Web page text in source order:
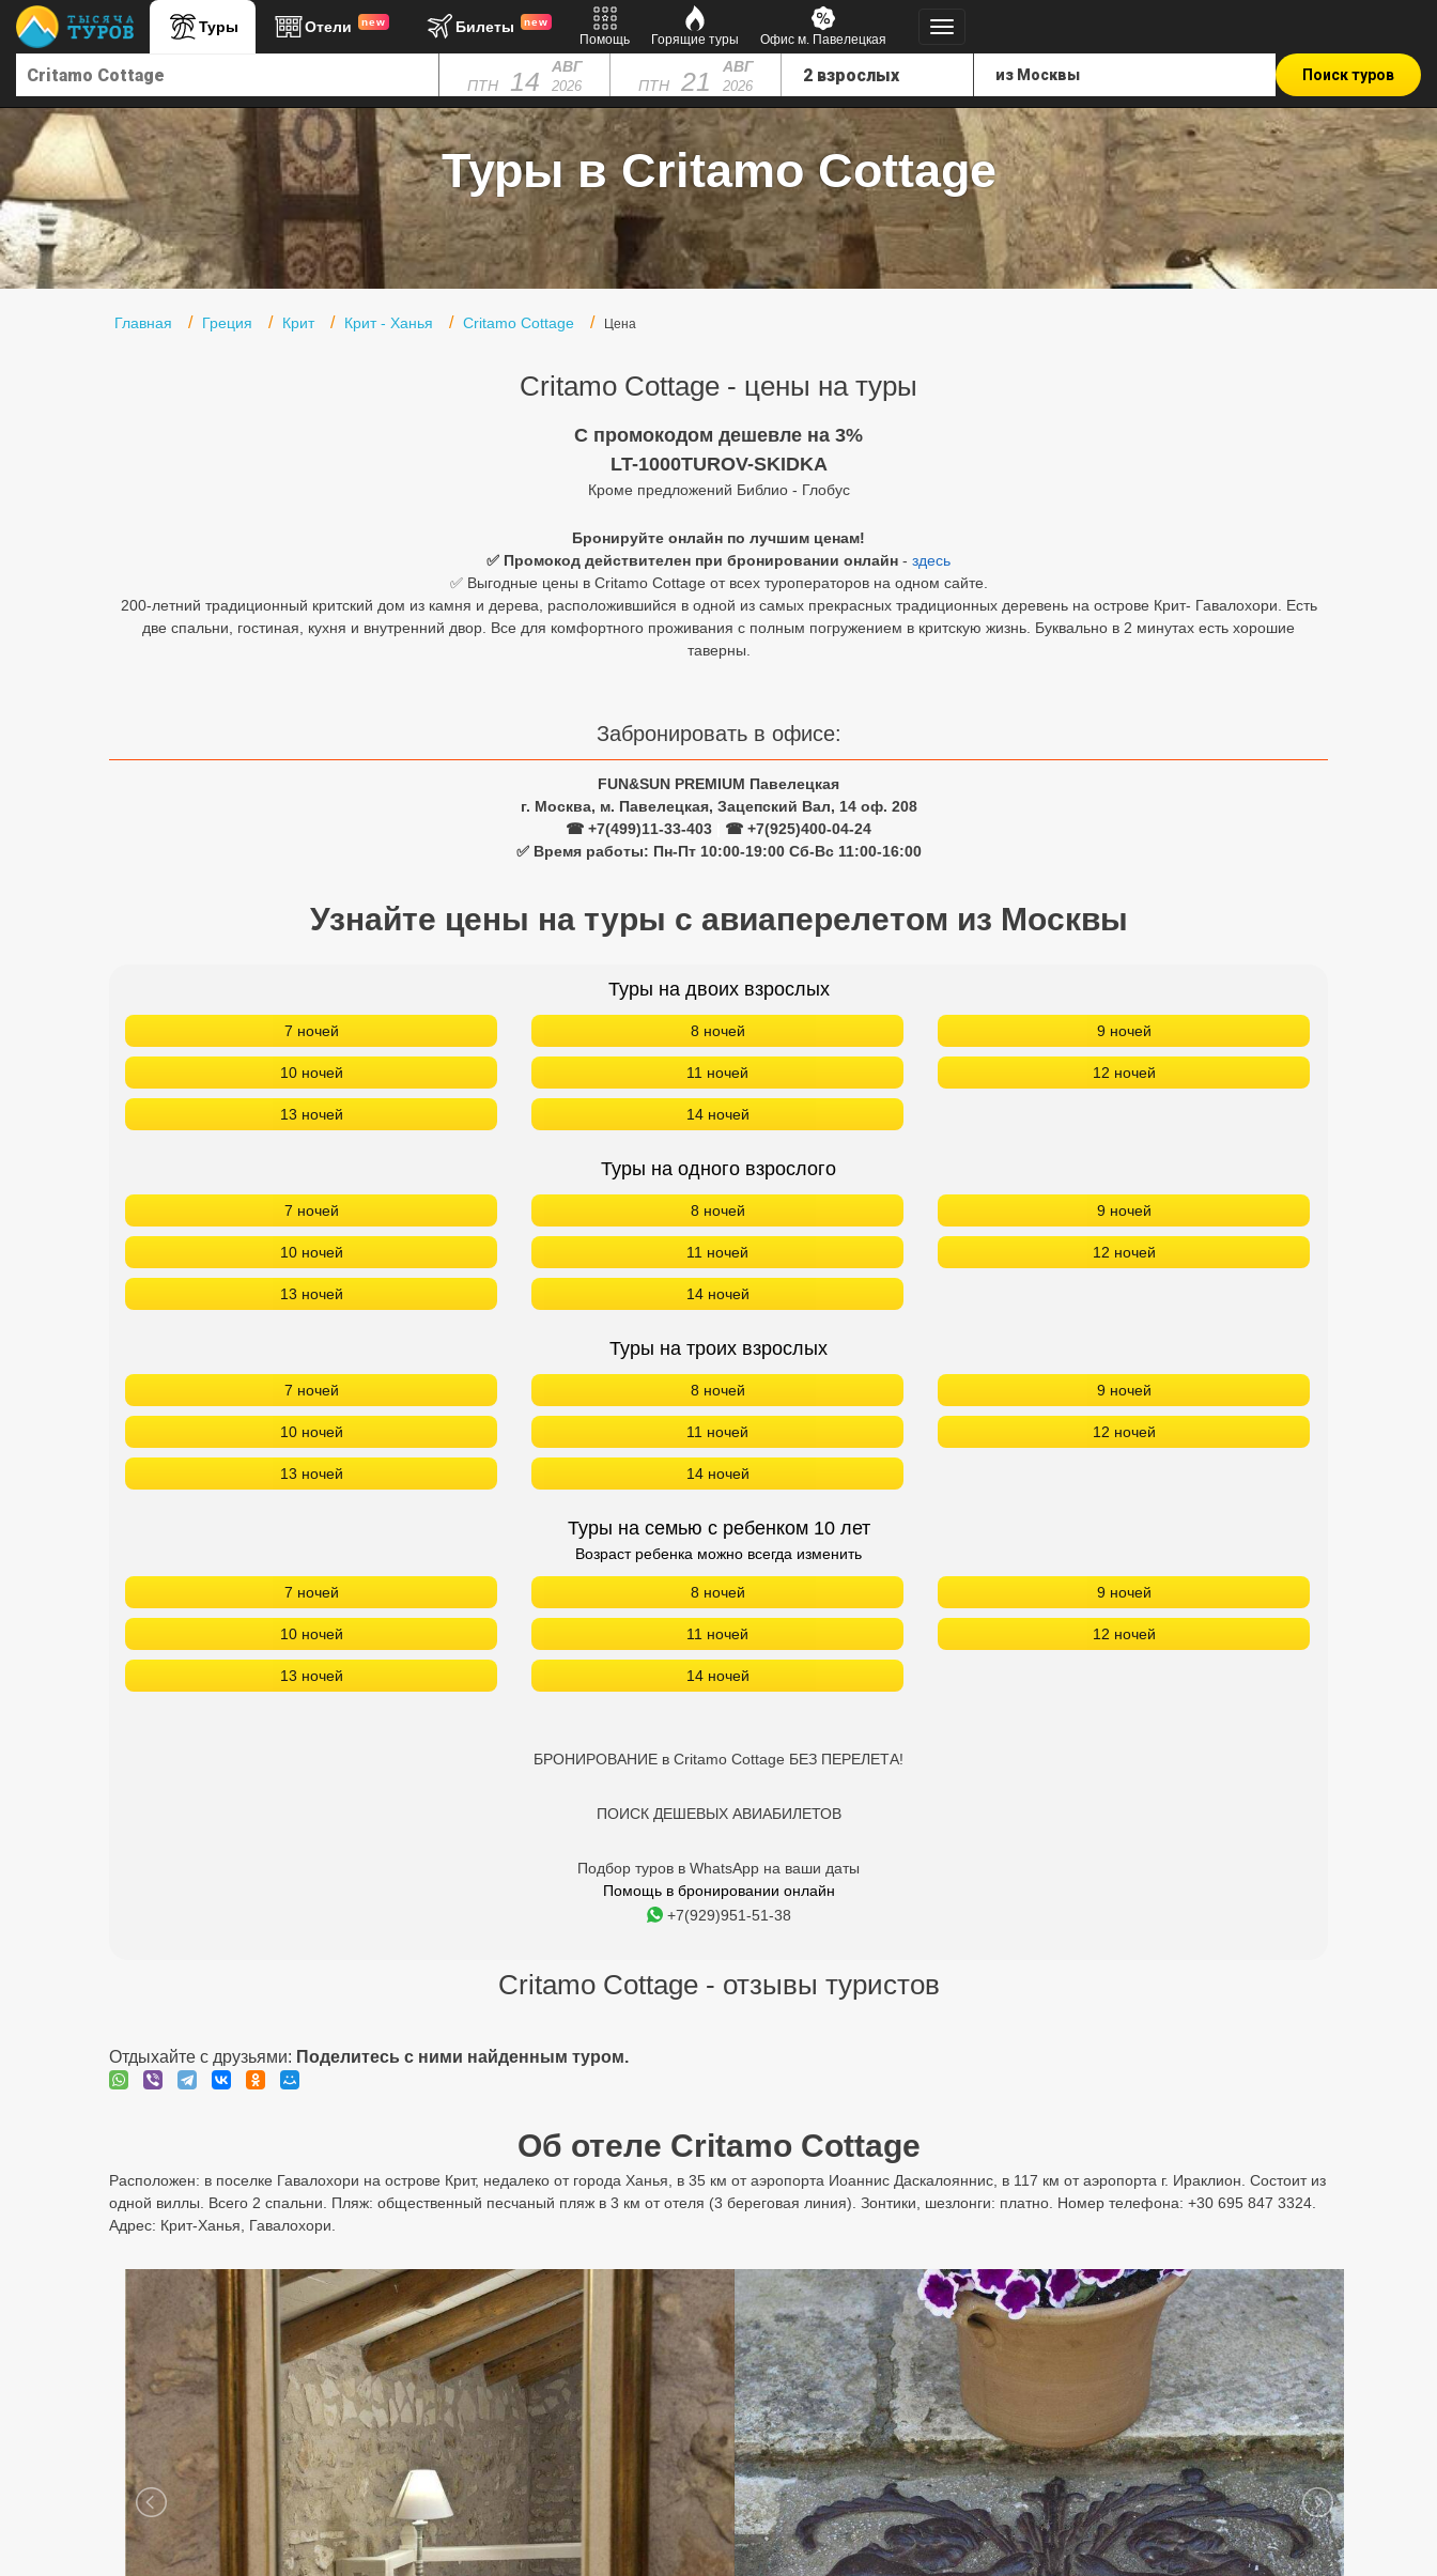
Туры Отели new Билеты new
Помощь Горящие туры Офис м. Павелецкая
ПТН 14 АВГ
2026 ПТН 21 АВГ
2026
Поиск туров
Туры в Critamo Cottage
Главная Греция Крит Крит - Ханья Critamo Cottage Цена
Critamo Cottage - цены на туры
C промокодом дешевле на 3%
LT-1000TUROV-SKIDKA
Кроме предложений Библио - Глобус
Бронируйте онлайн по лучшим ценам!
✅ Промокод действителен при бронировании онлайн - здесь
✅ Выгодные цены в Critamo Cottage от всех туроператоров на одном сайте.
200-летний традиционный критский дом из камня и дерева, расположившийся в одной из самых прекрасных традиционных деревень на острове Крит- Гавалохори. Есть
две спальни, гостиная, кухня и внутренний двор. Все для комфортного проживания с полным погружением в критскую жизнь. Буквально в 2 минутах есть хорошие
таверны.
Забронировать в офисе:
FUN&SUN PREMIUM Павелецкая
г. Москва, м. Павелецкая, Зацепский Вал, 14 оф. 208
☎ +7(499)11-33-403
☎ +7(925)400-04-24
✅ Время работы: Пн-Пт 10:00-19:00 Сб-Вс 11:00-16:00
Узнайте цены на туры с авиаперелетом из Москвы
Туры на двоих взрослых
7 ночей 8 ночей 9 ночей
10 ночей 11 ночей 12 ночей
13 ночей 14 ночей
Туры на одного взрослого
7 ночей 8 ночей 9 ночей
10 ночей 11 ночей 12 ночей
13 ночей 14 ночей
Туры на троих взрослых
7 ночей 8 ночей 9 ночей
10 ночей 11 ночей 12 ночей
13 ночей 14 ночей
Туры на семью с ребенком 10 лет
Возраст ребенка можно всегда изменить
7 ночей 8 ночей 9 ночей
10 ночей 11 ночей 12 ночей
13 ночей 14 ночей
БРОНИРОВАНИЕ в Critamo Cottage БЕЗ ПЕРЕЛЕТА!
ПОИСК ДЕШЕВЫХ АВИАБИЛЕТОВ
Подбор туров в WhatsApp на ваши даты
Помощь в бронировании онлайн
+7(929)951-51-38
Critamo Cottage - отзывы туристов
Отдыхайте с друзьями: Поделитесь с ними найденным туром.
Об отеле Critamo Cottage
Расположен: в поселке Гавалохори на острове Крит, недалеко от города Ханья, в 35 км от аэропорта Иоаннис Даскалояннис, в 117 км от аэропорта г. Ираклион. Состоит из
одной виллы. Всего 2 спальни. Пляж: общественный песчаный пляж в 3 км от отеля (3 береговая линия). Зонтики, шезлонги: платно. Номер телефона: +30 695 847 3324.
Адрес: Крит-Ханья, Гавалохори.
Главная
Туры в Турцию
Туры в Египет
Туры в ОАЭ
Офис г. Москва
Лучшие отели 4* звезды
Недорогие отели 4*
Недорогие отели 3*
Сетевые отели Турции
Сетевые отели Таиланда
Сетевые отели Шри Ланки